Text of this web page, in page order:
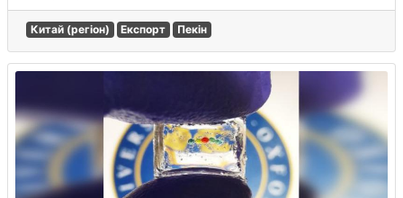
Китай (регіон) Експорт Пекін